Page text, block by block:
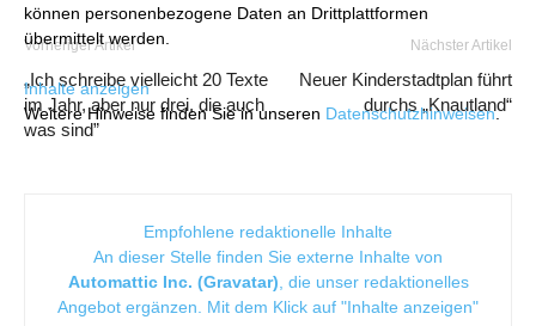
können personenbezogene Daten an Drittplattformen
übermittelt werden.
Inhalte anzeigen
Weitere Hinweise finden Sie in unseren Datenschutzhinweisen.
Vorheriger Artikel
„Ich schreibe vielleicht 20 Texte
im Jahr, aber nur drei, die auch
was sind”
Nächster Artikel
Neuer Kinderstadtplan führt
durchs „Knautland“
Empfohlene redaktionelle Inhalte
An dieser Stelle finden Sie externe Inhalte von
Automattic Inc. (Gravatar), die unser redaktionelles
Angebot ergänzen. Mit dem Klick auf "Inhalte anzeigen"